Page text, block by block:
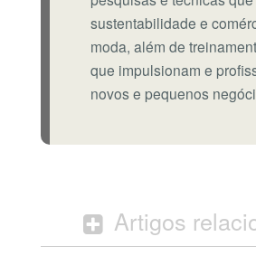
sustentabilidade e
moda, além de
que impulsionam e
novos e pequenos
Artigos